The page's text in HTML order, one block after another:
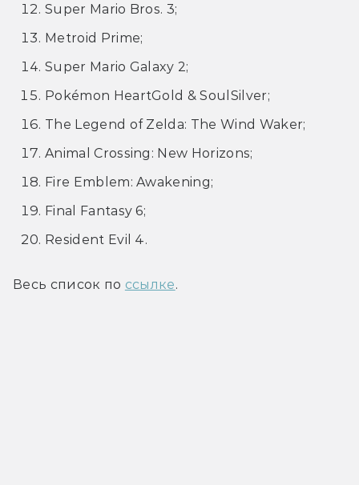
Super Mario Bros. 3;
Metroid Prime;
Super Mario Galaxy 2;
Pokémon HeartGold & SoulSilver;
The Legend of Zelda: The Wind Waker;
Animal Crossing: New Horizons;
Fire Emblem: Awakening;
Final Fantasy 6;
Resident Evil 4.
Весь список по ссылке.